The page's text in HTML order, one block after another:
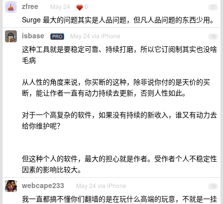
77
zfree May 24 6
Surge 最大的问题其实是人品问题，但凡人品问题的东西少用。
78
isbase PRO May 24 via iPhone
这种工具就是要稳定可靠、持续打磨，所以它订阅制其实也没啥
毛病
从人性的角度来说，你买断的这种，除非说你付的是天价的买
断，能让作者一直有动力持续去更新，否则人性如此。
对于一个高复杂的软件，如果没有持续的新收入，谁又有动力去
给你维护呢？
但这种个人的软件，最大的担心就是作者。受作者个人不稳定性
因素的影响比较大。
79
webcape233 May 24 via iPhone
我一直都搞不懂你们翻墙的是在玩什么高端的玩意，不就是一挂